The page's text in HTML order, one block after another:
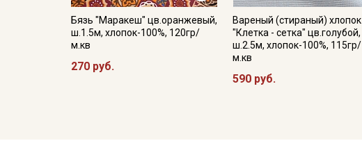
Бязь "Маракеш" цв.оранжевый,
ш.1.5м, хлопок-100%, 120гр/
м.кв
270 руб.
Вареный (стираный) хлопок
"Клетка - сетка" цв.голубой,
ш.2.5м, хлопок-100%, 115гр/
м.кв
590 руб.